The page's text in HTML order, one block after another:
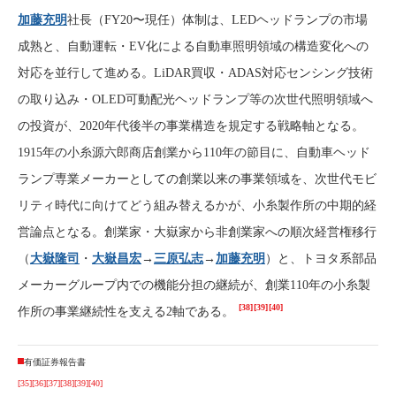
加藤充明社長（FY20〜現任）体制は、LEDヘッドランプの市場
成熟と、自動運転・EV化による自動車照明領域の構造変化への
対応を並行して進める。LiDAR買収・ADAS対応センシング技術
の取り込み・OLED可動配光ヘッドランプ等の次世代照明領域へ
の投資が、2020年代後半の事業構造を規定する戦略軸となる。
1915年の小糸源六郎商店創業から110年の節目に、自動車ヘッド
ランプ専業メーカーとしての創業以来の事業領域を、次世代モビ
リティ時代に向けてどう組み替えるかが、小糸製作所の中期的経
営論点となる。創業家・大嶽家から非創業家への順次経営権移行
（ 大嶽隆司 ・ 大嶽昌宏→ 三原弘志→ 加藤充明 ）と、トヨタ系部品
メーカーグループ内での機能分担の継続が、創業110年の小糸製
作所の事業継続性を支える2軸である。
[38][39][40]
有価証券報告書
[35][36][37][38][39][40]